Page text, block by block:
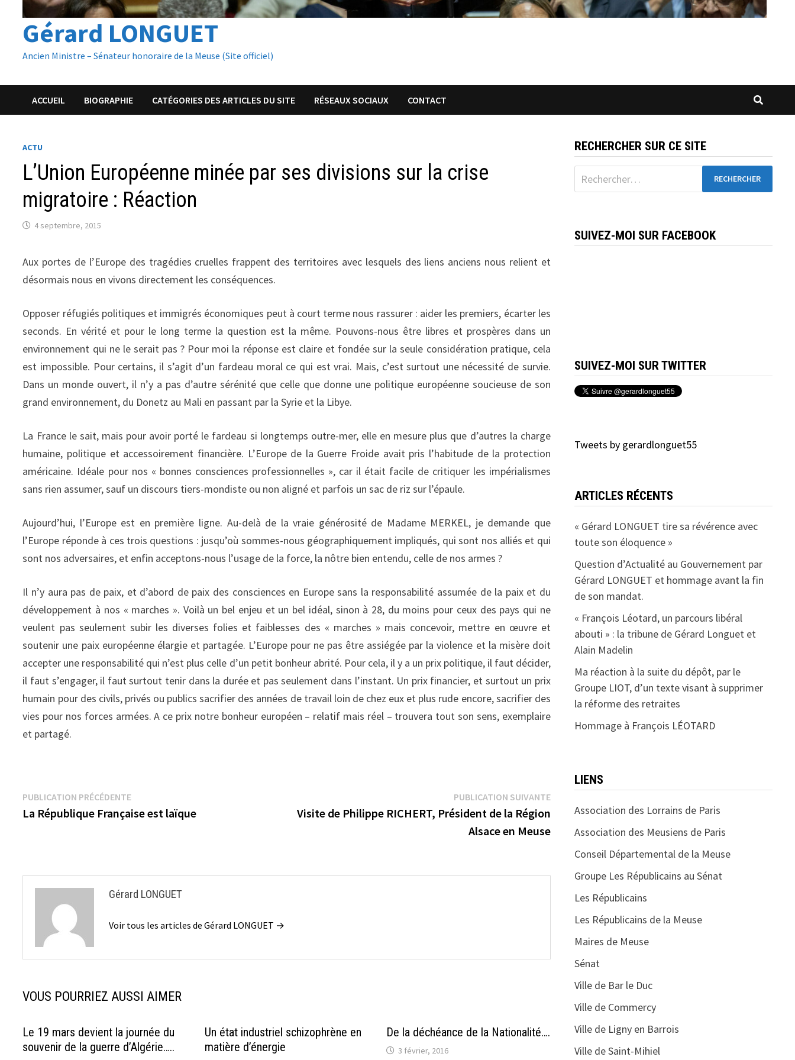
Gérard LONGUET
Ancien Ministre – Sénateur honoraire de la Meuse (Site officiel)
ACCUEIL BIOGRAPHIE CATÉGORIES DES ARTICLES DU SITE RÉSEAUX SOCIAUX CONTACT
ACTU
L’Union Européenne minée par ses divisions sur la crise
migratoire : Réaction
4 septembre, 2015
Aux portes de l’Europe des tragédies cruelles frappent des territoires avec lesquels des liens anciens nous relient et
désormais nous en vivons directement les conséquences.
Opposer réfugiés politiques et immigrés économiques peut à court terme nous rassurer : aider les premiers, écarter les
seconds. En vérité et pour le long terme la question est la même. Pouvons-nous être libres et prospères dans un
environnement qui ne le serait pas ? Pour moi la réponse est claire et fondée sur la seule considération pratique, cela
est impossible. Pour certains, il s’agit d’un fardeau moral ce qui est vrai. Mais, c’est surtout une nécessité de survie.
Dans un monde ouvert, il n’y a pas d’autre sérénité que celle que donne une politique européenne soucieuse de son
grand environnement, du Donetz au Mali en passant par la Syrie et la Libye.
La France le sait, mais pour avoir porté le fardeau si longtemps outre-mer, elle en mesure plus que d’autres la charge
humaine, politique et accessoirement financière. L’Europe de la Guerre Froide avait pris l’habitude de la protection
américaine. Idéale pour nos « bonnes consciences professionnelles », car il était facile de critiquer les impérialismes
sans rien assumer, sauf un discours tiers-mondiste ou non aligné et parfois un sac de riz sur l’épaule.
Aujourd’hui, l’Europe est en première ligne. Au-delà de la vraie générosité de Madame MERKEL, je demande que
l’Europe réponde à ces trois questions : jusqu’où sommes-nous géographiquement impliqués, qui sont nos alliés et qui
sont nos adversaires, et enfin acceptons-nous l’usage de la force, la nôtre bien entendu, celle de nos armes ?
Il n’y aura pas de paix, et d’abord de paix des consciences en Europe sans la responsabilité assumée de la paix et du
développement à nos « marches ». Voilà un bel enjeu et un bel idéal, sinon à 28, du moins pour ceux des pays qui ne
veulent pas seulement subir les diverses folies et faiblesses des « marches » mais concevoir, mettre en œuvre et
soutenir une paix européenne élargie et partagée. L’Europe pour ne pas être assiégée par la violence et la misère doit
accepter une responsabilité qui n’est plus celle d’un petit bonheur abrité. Pour cela, il y a un prix politique, il faut décider,
il faut s’engager, il faut surtout tenir dans la durée et pas seulement dans l’instant. Un prix financier, et surtout un prix
humain pour des civils, privés ou publics sacrifier des années de travail loin de chez eux et plus rude encore, sacrifier des
vies pour nos forces armées. A ce prix notre bonheur européen – relatif mais réel – trouvera tout son sens, exemplaire
et partagé.
Navigation
de
PUBLICATION PRÉCÉDENTEPublication
précédente :
La République Française est laïque
PUBLICATION SUIVANTEPublication
suivante :
Visite de Philippe RICHERT, Président de la Région
Alsace en Meuse
Gérard LONGUET
Voir tous les articles de Gérard LONGUET →
VOUS POURRIEZ AUSSI AIMER
Le 19 mars devient la journée du
souvenir de la guerre d’Algérie…..
Un état industriel schizophrène en
matière d’énergie
De la déchéance de la Nationalité….
3 février, 2016
RECHERCHER SUR CE SITE
Rechercher :
SUIVEZ-MOI SUR FACEBOOK
SUIVEZ-MOI SUR TWITTER
Tweets by gerardlonguet55
ARTICLES RÉCENTS
« Gérard LONGUET tire sa révérence avec
toute son éloquence »
Question d’Actualité au Gouvernement par
Gérard LONGUET et hommage avant la fin
de son mandat.
« François Léotard, un parcours libéral
abouti » : la tribune de Gérard Longuet et
Alain Madelin
Ma réaction à la suite du dépôt, par le
Groupe LIOT, d’un texte visant à supprimer
la réforme des retraites
Hommage à François LÉOTARD
LIENS
Association des Lorrains de Paris
Association des Meusiens de Paris
Conseil Départemental de la Meuse
Groupe Les Républicains au Sénat
Les Républicains
Les Républicains de la Meuse
Maires de Meuse
Sénat
Ville de Bar le Duc
Ville de Commercy
Ville de Ligny en Barrois
Ville de Saint-Mihiel